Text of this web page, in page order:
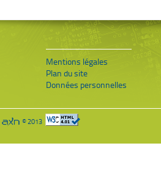
Mentions légales
Plan du site
Données personnelles
© 2013